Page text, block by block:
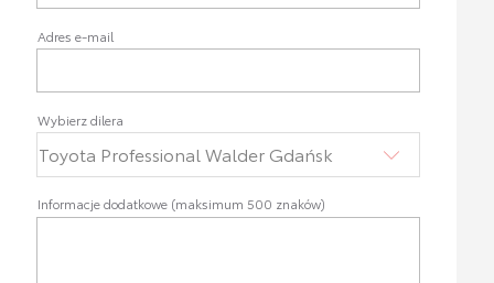
Adres e-mail
Wybierz dilera
Informacje dodatkowe (maksimum 500 znaków)